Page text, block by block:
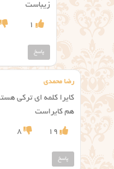
زیباست
1
پاسخ
رضا محمدی
کایرا کلمه ای ترکی
هم کایراست
19
8
پاسخ